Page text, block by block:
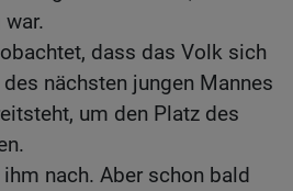
dass das Volk sich
nächsten jungen Mannes
um den Platz des
nach. Aber schon bald